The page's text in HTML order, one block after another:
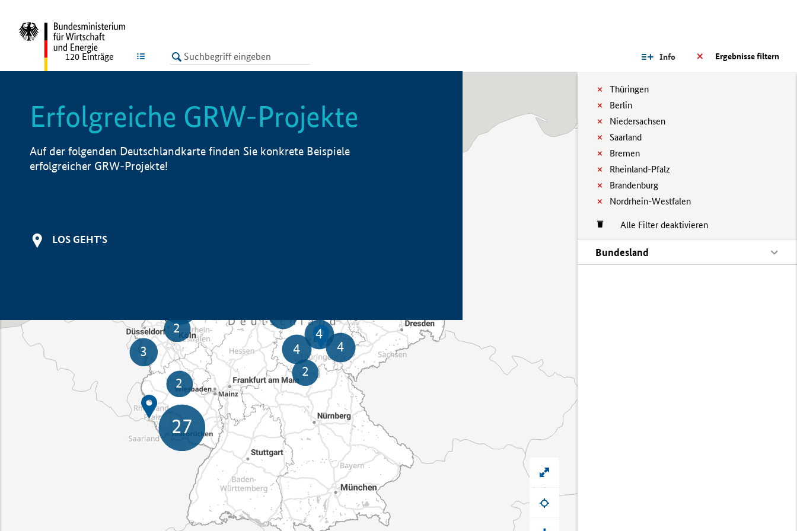
LISTE Ergebnisse filtern
Info
Thüringen
Berlin
Niedersachsen
Saarland
Bremen
Rheinland-Pfalz
Brandenburg
Nordrhein-Westfalen
Alle Filter deaktivieren
Bundesland
120 Einträge
Erfolgreiche GRW-Projekte
Auf der folgenden Deutschlandkarte finden Sie konkrete Beispiele
erfolgreicher GRW-Projekte!
LOS GEHT'S